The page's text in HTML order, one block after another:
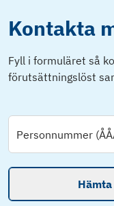
Kontakta
Fyll i formuläret så
förutsättningslöst
Personnummer